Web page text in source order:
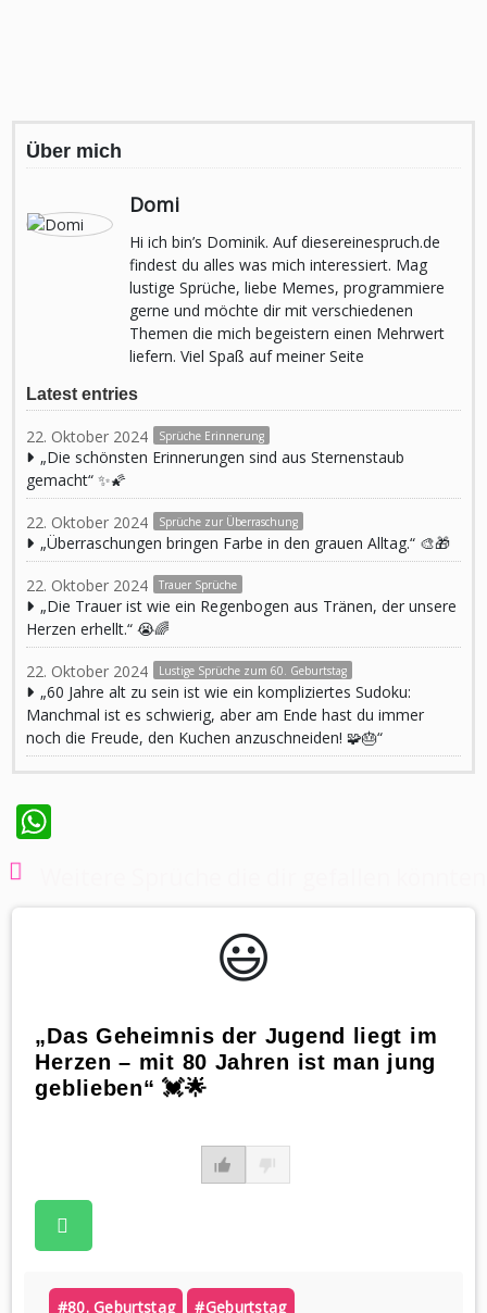
Über mich
Domi
Hi ich bin’s Dominik. Auf diesereinespruch.de
findest du alles was mich interessiert. Mag
lustige Sprüche, liebe Memes, programmiere
gerne und möchte dir mit verschiedenen
Themen die mich begeistern einen Mehrwert
liefern. Viel Spaß auf meiner Seite
Latest entries
22. Oktober 2024 Sprüche Erinnerung
„Die schönsten Erinnerungen sind aus Sternenstaub
gemacht“ ✨🌠
22. Oktober 2024 Sprüche zur Überraschung
„Überraschungen bringen Farbe in den grauen Alltag.“ 🎨🎁
22. Oktober 2024 Trauer Sprüche
„Die Trauer ist wie ein Regenbogen aus Tränen, der unsere
Herzen erhellt.“ 😭🌈
22. Oktober 2024 Lustige Sprüche zum 60. Geburtstag
„60 Jahre alt zu sein ist wie ein kompliziertes Sudoku:
Manchmal ist es schwierig, aber am Ende hast du immer
noch die Freude, den Kuchen anzuschneiden! 🧩🎂“
😃️
„Das Geheimnis der Jugend liegt im
Herzen – mit 80 Jahren ist man jung
geblieben“ 💓🌟
#80. Geburtstag #geburtstag